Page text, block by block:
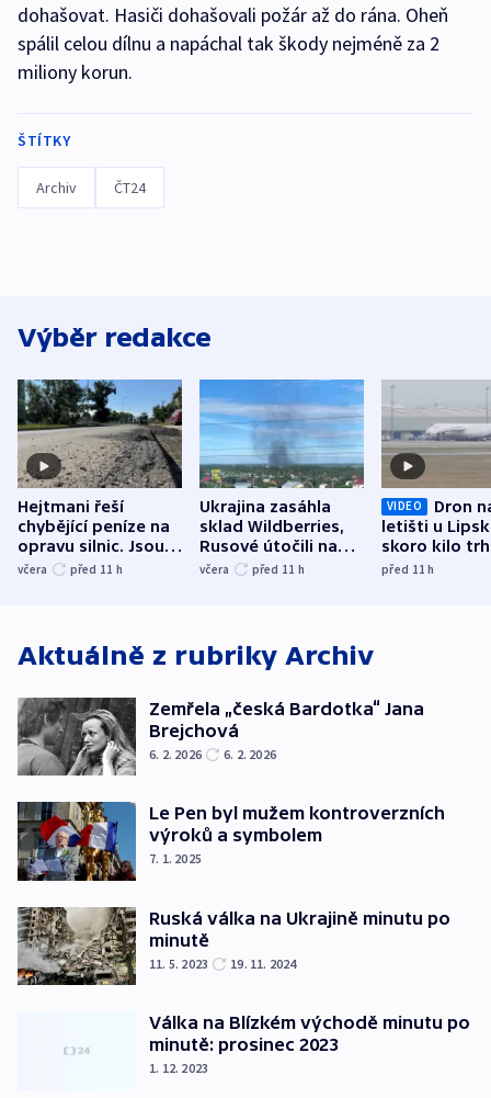
dohašovat. Hasiči dohašovali požár až do rána. Oheň
spálil celou dílnu a napáchal tak škody nejméně za 2
miliony korun.
ŠTÍTKY
Archiv ČT24
Výběr redakce
Hejtmani řeší
chybějící peníze na
opravu silnic. Jsou
nenárokové, namítá
včera před 11 h
Ukrajina zasáhla
sklad Wildberries,
Rusové útočili na
trh, hasiče či
včera před 11 h
VIDEO
Dron
letišti u
skoro kilo
indicie
před 11h
Aktuálně z rubriky Archiv
Zemřela „česká Bardotka“ Jana
Brejchová
6. 2. 2026 6. 2. 2026
Le Pen byl mužem kontroverzních
výroků a symbolem
7. 1. 2025
Ruská válka na Ukrajině minutu po
minutě
11. 5. 2023 19. 11. 2024
Válka na Blízkém východě minutu po
minutě: prosinec 2023
1. 12. 2023